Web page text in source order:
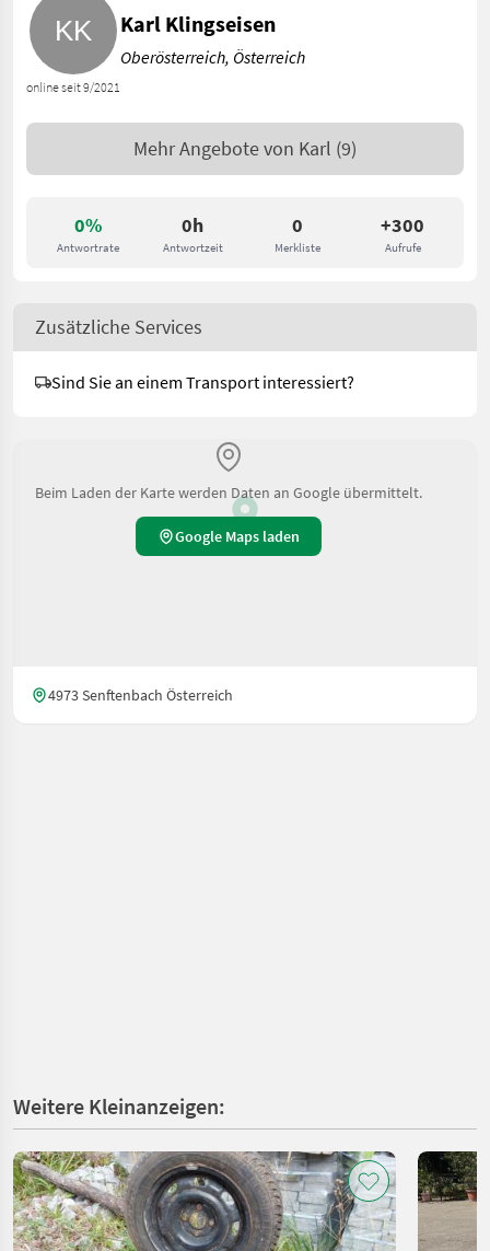
0%
Antwortrate
0h
Antwortzeit
0
Merkliste
+300
Aufrufe
online seit 9/2021
Karl Klingseisen
Oberösterreich, Österreich
Mehr Angebote von Karl (9)
Zusätzliche Services
Sind Sie an einem Transport interessiert?
Beim Laden der Karte werden Daten an Google übermittelt.
Google Maps laden
4973 Senftenbach Österreich
Weitere Kleinanzeigen: